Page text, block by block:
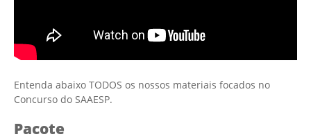
Entenda abaixo TODOS os nossos materiais focados no
Concurso do SAAESP.
Pacote